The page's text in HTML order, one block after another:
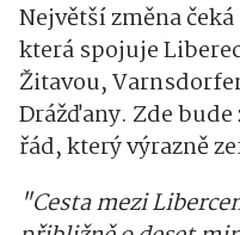
Největší změna
která spojuje
Žitavou,
Drážďany. Zde
řád, který výrazně
"Cesta mezi